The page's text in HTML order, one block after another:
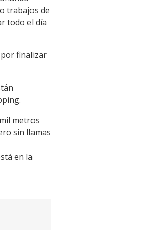
trabajos de
todo el día
finalizar
metros
sin llamas
en la